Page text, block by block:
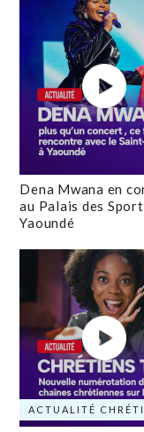
Dena Mwana en
au Palais des
Yaoundé
ACTUALITÉ